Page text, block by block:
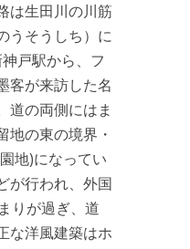
は生田川の川筋
うそうしち）に
戸駅から、フ
客が来訪した名
道の両側にはま
地の東の境界・
地)になってい
が行われ、外国
りが過ぎ、道
な洋風建築はホ